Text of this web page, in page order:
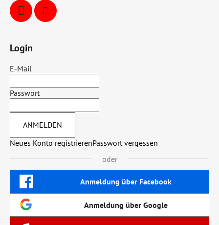
Login
E-Mail
Passwort
ANMELDEN
Neues Konto registrierenPasswort vergessen
oder
Anmeldung über Facebook
Anmeldung über Google